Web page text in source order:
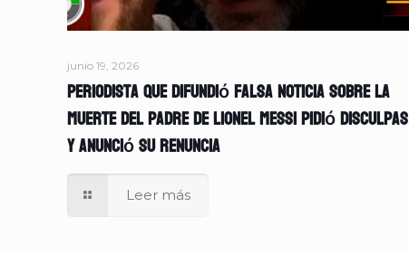
junio 19, 2026
Periodista que difundió falsa noticia sobre la
muerte del padre de Lionel Messi pidió disculpas
y anunció su renuncia
Leer más